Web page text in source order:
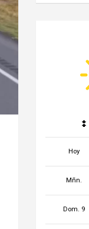
Hoy
Mñn.
Dom. 9